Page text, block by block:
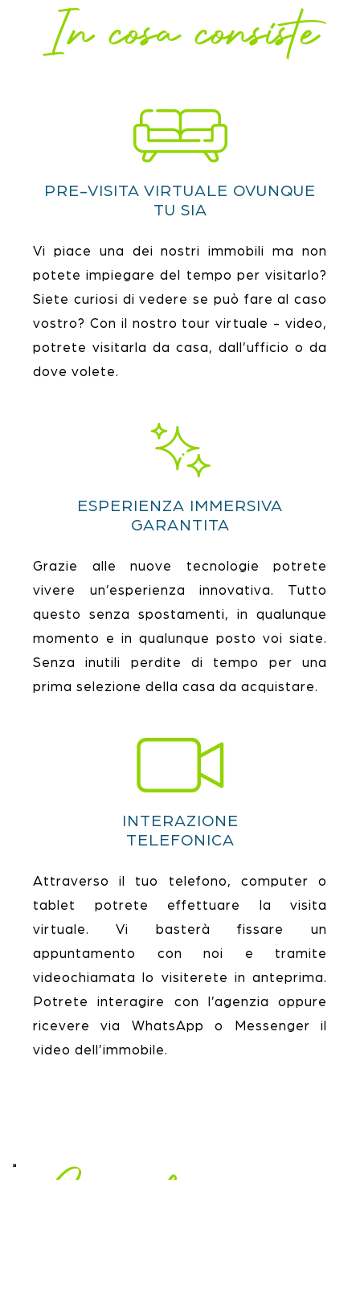
In cosa consiste
PRE-VISITA VIRTUALE OVUNQUE
TU SIA
Vi piace una dei nostri immobili ma non
potete impiegare del tempo per visitarlo?
Siete curiosi di vedere se può fare al caso
vostro? Con il nostro tour virtuale - video,
potrete visitarla da casa, dall’ufficio o da
dove volete.
ESPERIENZA IMMERSIVA
GARANTITA
Grazie alle nuove tecnologie potrete
vivere un’esperienza innovativa. Tutto
questo senza spostamenti, in qualunque
momento e in qualunque posto voi siate.
Senza inutili perdite di tempo per una
prima selezione della casa da acquistare.
INTERAZIONE
TELEFONICA
Attraverso il tuo telefono, computer o
tablet potrete effettuare la visita
virtuale. Vi basterà fissare un
appuntamento con noi e tramite
videochiamata lo visiterete in anteprima.
Potrete interagire con l’agenzia oppure
ricevere via WhatsApp o Messenger il
video dell’immobile.
Come funziona